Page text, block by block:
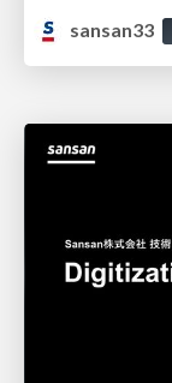
sansan33